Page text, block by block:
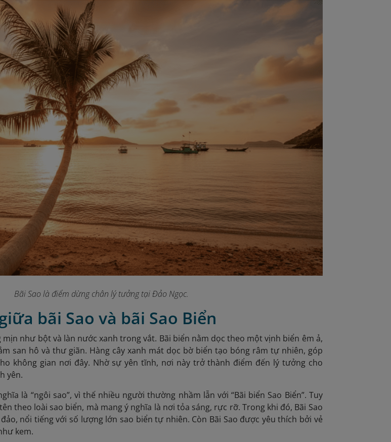
Bãi Sao là điểm dừng chân lý tưởng tại Đảo Ngọc.
bãi Sao và bãi Sao Biển
mịn như bột và làn nước xanh trong vắt. Bãi biển nằm dọc theo một vịnh biển êm ả,
san hô và thư giãn. Hàng cây xanh mát dọc bờ biển tạo bóng râm tự nhiên, góp
không gian nơi đây. Nhờ sự yên tĩnh, nơi này trở thành điểm đến lý tưởng cho
yên.
là “ngôi sao”, vì thế nhiều người thường nhầm lẫn với “Bãi biển Sao Biển”. Tuy
theo loài sao biển, mà mang ý nghĩa là nơi tỏa sáng, rực rỡ. Trong khi đó, Bãi Sao
nổi tiếng với số lượng lớn sao biển tự nhiên. Còn Bãi Sao được yêu thích bởi vẻ
kem.